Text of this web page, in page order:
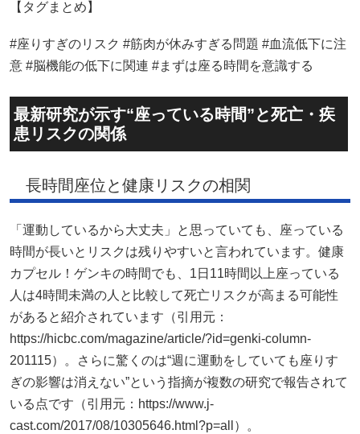
【タグまとめ】
#座りすぎのリスク #筋肉が休みすぎる問題 #血流低下に注
意 #脳機能の低下に関連 #まずは座る時間を意識する
最新研究が示す“座っている時間”と死亡・疾
患リスクの関係
長時間座位と健康リスクの相関
「運動しているから大丈夫」と思っていても、座っている
時間が長いとリスクは残りやすいと言われています。健康
カプセル！ゲンキの時間でも、1日11時間以上座っている
人は4時間未満の人と比較して死亡リスクが高まる可能性
があると紹介されています（引用元：
https://hicbc.com/magazine/article/?id=genki-column-
201115）。さらに驚くのは“週に運動をしていても座りす
ぎの影響は消えない”という指摘が複数の研究で報告されて
いる点です（引用元：https://www.j-
cast.com/2017/08/10305646.html?p=all）。